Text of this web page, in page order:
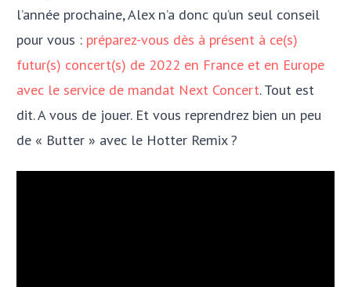
l’année prochaine, Alex n’a donc qu’un seul conseil
pour vous : préparez-vous dès à présent à ce(s)
futur(s) concert(s) de 2022 en France et en Europe
avec le service de mandat Next Concert. Tout est
dit. A vous de jouer. Et vous reprendrez bien un peu
de « Butter » avec le Hotter Remix ?